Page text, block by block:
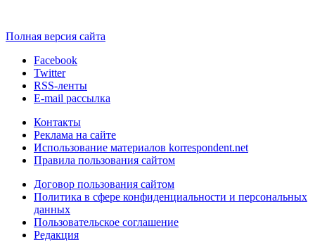
Полная версия сайта
Facebook
Twitter
RSS-ленты
E-mail рассылка
Контакты
Реклама на сайте
Использование материалов korrespondent.net
Правила пользования сайтом
Договор пользования сайтом
Политика в сфере конфиденциальности и персональных
данных
Пользовательское соглашение
Редакция